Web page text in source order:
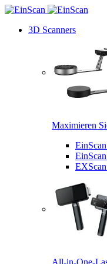
3D Scanners
Maximieren
All-in-One-